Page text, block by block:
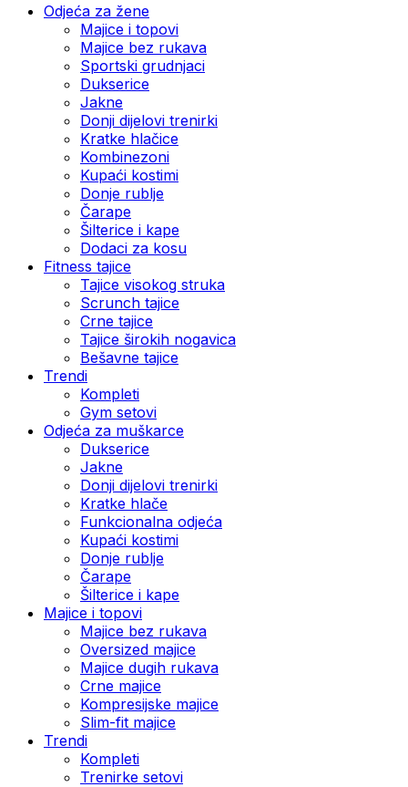
Odjeća za žene
Majice i topovi
Majice bez rukava
Sportski grudnjaci
Dukserice
Jakne
Donji dijelovi trenirki
Kratke hlačice
Kombinezoni
Kupaći kostimi
Donje rublje
Čarape
Šilterice i kape
Dodaci za kosu
Fitness tajice
Tajice visokog struka
Scrunch tajice
Crne tajice
Tajice širokih nogavica
Bešavne tajice
Trendi
Kompleti
Gym setovi
Odjeća za muškarce
Dukserice
Jakne
Donji dijelovi trenirki
Kratke hlače
Funkcionalna odjeća
Kupaći kostimi
Donje rublje
Čarape
Šilterice i kape
Majice i topovi
Majice bez rukava
Oversized majice
Majice dugih rukava
Crne majice
Kompresijske majice
Slim-fit majice
Trendi
Kompleti
Trenirke setovi